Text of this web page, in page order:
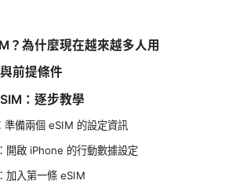
？為什麼現在越來越多人用
前提條件
：逐步教學
準備兩個 eSIM 的設定資訊
開啟 iPhone 的行動數據設定
加入第一條 eSIM